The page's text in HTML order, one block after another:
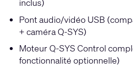
Pont audio/vidéo USB
+ caméra Q-SYS)
Moteur Q-SYS Control
fonctionnalité optionnelle)